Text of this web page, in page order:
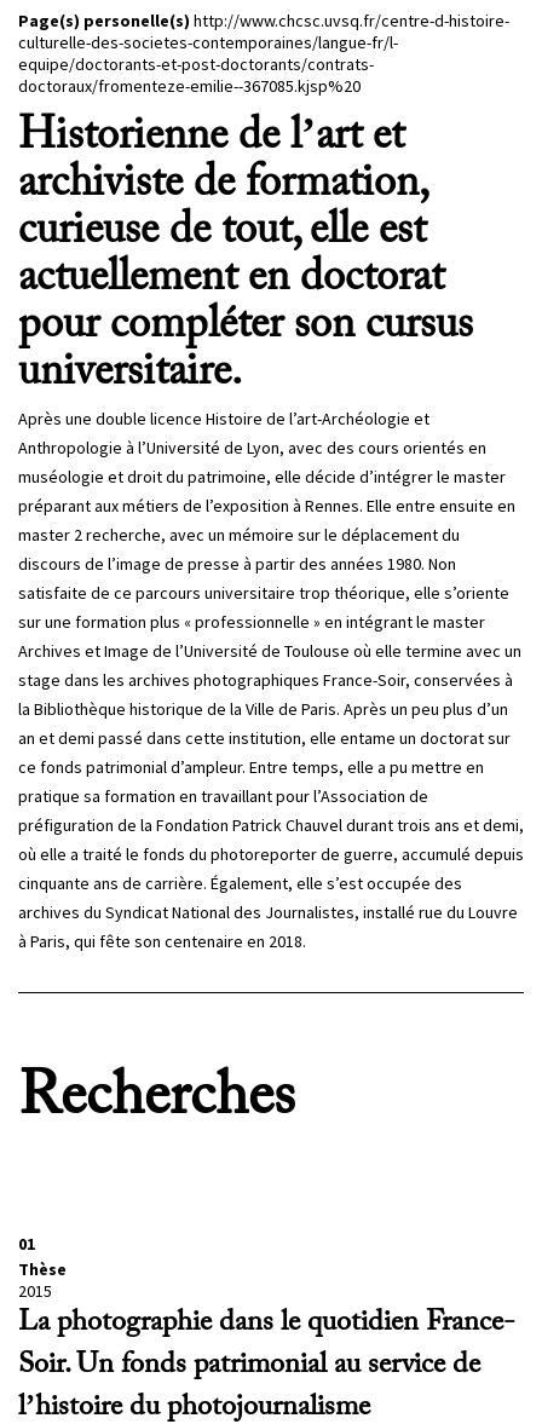
Page(s) personelle(s) http://www.chcsc.uvsq.fr/centre-d-histoire-
culturelle-des-societes-contemporaines/langue-fr/l-
equipe/doctorants-et-post-doctorants/contrats-
doctoraux/fromenteze-emilie--367085.kjsp%20
Historienne de l’art et
archiviste de formation,
curieuse de tout, elle est
actuellement en doctorat
pour compléter son cursus
universitaire.
Après une double licence Histoire de l’art-Archéologie et
Anthropologie à l’Université de Lyon, avec des cours orientés en
muséologie et droit du patrimoine, elle décide d’intégrer le master
préparant aux métiers de l’exposition à Rennes. Elle entre ensuite en
master 2 recherche, avec un mémoire sur le déplacement du
discours de l’image de presse à partir des années 1980. Non
satisfaite de ce parcours universitaire trop théorique, elle s’oriente
sur une formation plus « professionnelle » en intégrant le master
Archives et Image de l’Université de Toulouse où elle termine avec un
stage dans les archives photographiques France-Soir, conservées à
la Bibliothèque historique de la Ville de Paris. Après un peu plus d’un
an et demi passé dans cette institution, elle entame un doctorat sur
ce fonds patrimonial d’ampleur. Entre temps, elle a pu mettre en
pratique sa formation en travaillant pour l’Association de
préfiguration de la Fondation Patrick Chauvel durant trois ans et demi,
où elle a traité le fonds du photoreporter de guerre, accumulé depuis
cinquante ans de carrière. Également, elle s’est occupée des
archives du Syndicat National des Journalistes, installé rue du Louvre
à Paris, qui fête son centenaire en 2018.
Recherches
01
Thèse
2015
La photographie dans le quotidien France-
Soir. Un fonds patrimonial au service de
l’histoire du photojournalisme